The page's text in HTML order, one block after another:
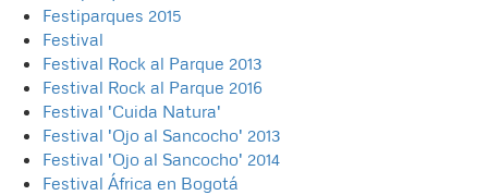
Festiparques 2015
Festival
Festival Rock al Parque 2013
Festival Rock al Parque 2016
Festival 'Cuida Natura'
Festival 'Ojo al Sancocho' 2013
Festival 'Ojo al Sancocho' 2014
Festival África en Bogotá